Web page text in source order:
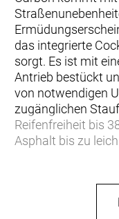
das integrierte
sorgt. Es ist mit
Antrieb bestückt
von notwendigen
zugänglichen
Reifenfreiheit bis
Asphalt bis zu leich
Langstrecke willst